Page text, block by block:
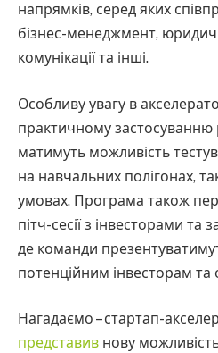
напрямків, серед яких
бізнес-менеджмент,
комунікації та інші.
Особливу увагу в
практичному застосуванню
матимуть можливість
на навчальних полігонах,
умовах. Програма також
пітч-сесії з інвесторами та
де команди
потенційним інвесторам
Нагадаємо – стартап-
представив нову